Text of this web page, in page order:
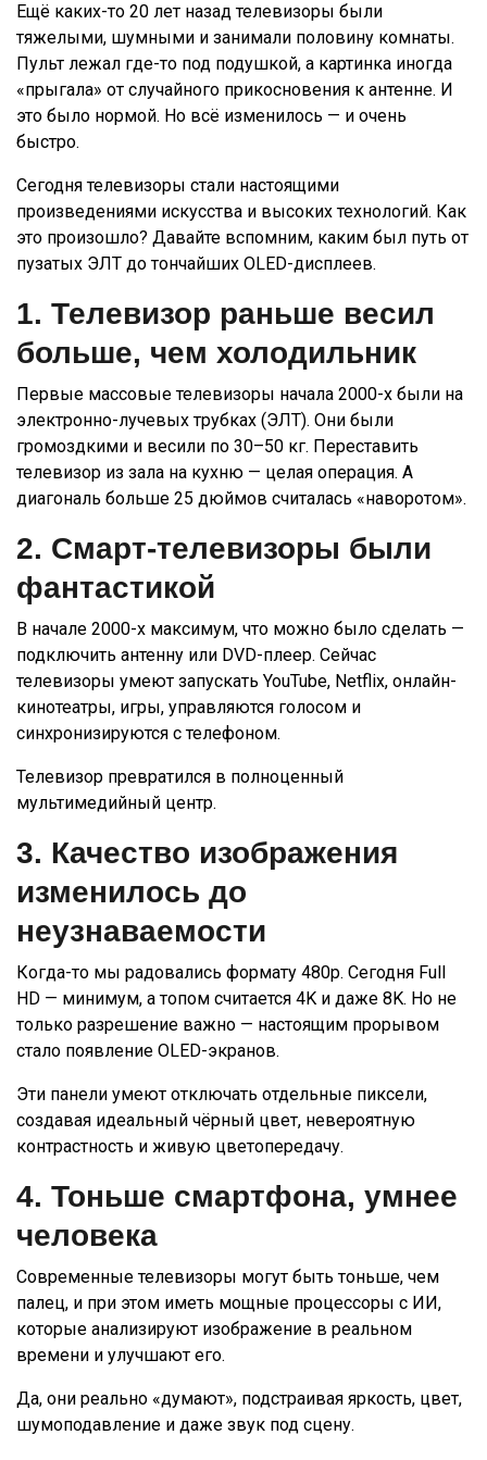
Ещё каких-то 20 лет назад телевизоры были
тяжелыми, шумными и занимали половину комнаты.
Пульт лежал где-то под подушкой, а картинка иногда
«прыгала» от случайного прикосновения к антенне. И
это было нормой. Но всё изменилось — и очень
быстро.
Сегодня телевизоры стали настоящими
произведениями искусства и высоких технологий. Как
это произошло? Давайте вспомним, каким был путь от
пузатых ЭЛТ до тончайших OLED-дисплеев.
1. Телевизор раньше весил
больше, чем холодильник
Первые массовые телевизоры начала 2000-х были на
электронно-лучевых трубках (ЭЛТ). Они были
громоздкими и весили по 30–50 кг. Переставить
телевизор из зала на кухню — целая операция. А
диагональ больше 25 дюймов считалась «наворотом».
2. Смарт-телевизоры были
фантастикой
В начале 2000-х максимум, что можно было сделать —
подключить антенну или DVD-плеер. Сейчас
телевизоры умеют запускать YouTube, Netflix, онлайн-
кинотеатры, игры, управляются голосом и
синхронизируются с телефоном.
Телевизор превратился в полноценный
мультимедийный центр.
3. Качество изображения
изменилось до
неузнаваемости
Когда-то мы радовались формату 480p. Сегодня Full
HD — минимум, а топом считается 4K и даже 8K. Но не
только разрешение важно — настоящим прорывом
стало появление OLED-экранов.
Эти панели умеют отключать отдельные пиксели,
создавая идеальный чёрный цвет, невероятную
контрастность и живую цветопередачу.
4. Тоньше смартфона, умнее
человека
Современные телевизоры могут быть тоньше, чем
палец, и при этом иметь мощные процессоры с ИИ,
которые анализируют изображение в реальном
времени и улучшают его.
Да, они реально «думают», подстраивая яркость, цвет,
шумоподавление и даже звук под сцену.